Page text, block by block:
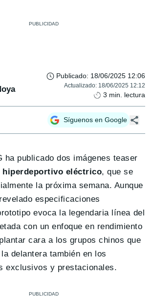
Publicado: 18/06/2025 12:06
Actualizado: 18/06/2025 12:12
3 min. lectura
Síguenos en Google
ha publicado dos imágenes teaser
hiperdeportivo eléctrico, que se
la próxima semana. Aunque
especificaciones
evoca la legendaria línea del
con un enfoque en rendimiento
cara a los grupos chinos que
delantera también en los
exclusivos y prestacionales.